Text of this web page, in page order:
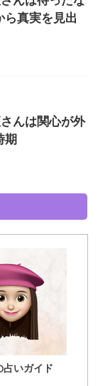
ら真実を見出
んは関心が外
期
占いガイド